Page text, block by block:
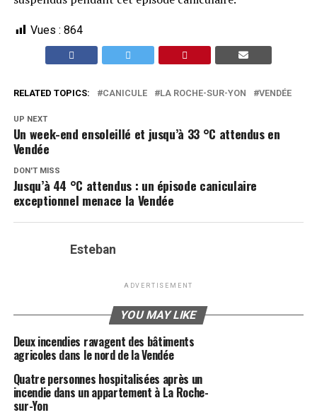
Vues : 864
RELATED TOPICS: CANICULE LA ROCHE-SUR-YON VENDÉE
UP NEXT
Un week-end ensoleillé et jusqu’à 33 °C attendus en
Vendée
DON'T MISS
Jusqu’à 44 °C attendus : un épisode caniculaire
exceptionnel menace la Vendée
Esteban
ADVERTISEMENT
YOU MAY LIKE
Deux incendies ravagent des bâtiments
agricoles dans le nord de la Vendée
Quatre personnes hospitalisées après un
incendie dans un appartement à La Roche-
sur-Yon